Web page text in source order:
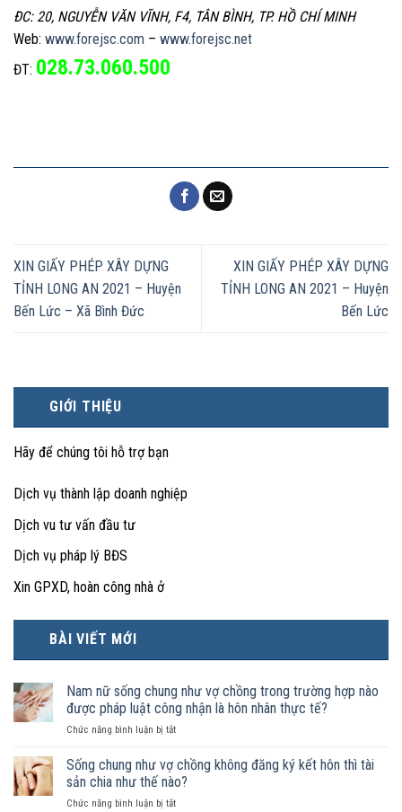
GIỚI THIỆU
Hãy để chúng tôi hỗ trợ bạn
Dịch vụ thành lập doanh nghiệp
Dịch vu tư vấn đầu tư
Dịch vụ pháp lý BĐS
Xin GPXD, hoàn công nhà ở
BÀI VIẾT MỚI
Nam nữ sống chung như vợ chồng trong trường hợp nào
được pháp luật công nhận là hôn nhân thực tế?
Chức năng bình luận bị tắtở
nữ
sống
chung
như
Sống chung như vợ chồng không đăng ký kết hôn thì tài
sản chia như thế nào?
Chức năng bình luận bị tắtở
ĐC: 20, NGUYỄN VĂN VĨNH, F4, TÂN BÌNH, TP. HỒ CHÍ MINH
Web: www.forejsc.com – www.forejsc.net
ĐT: 028.73.060.500
XIN GIẤY PHÉP XÂY DỰNG
TỈNH LONG AN 2021 – Huyện
Bến Lức – Xã Bình Đức
XIN GIẤY PHÉP XÂY DỰNG
TỈNH LONG AN 2021 – Huyện
Bến Lức